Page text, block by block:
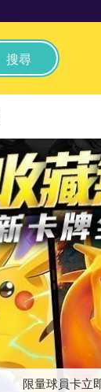
搜尋
限量球員卡立